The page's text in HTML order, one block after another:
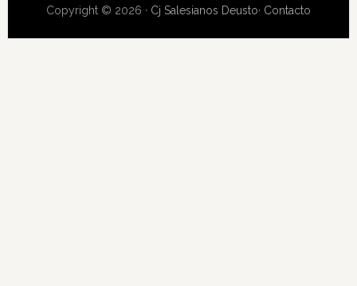
Copyright © 2026 · Cj Salesianos Deusto· Contacto